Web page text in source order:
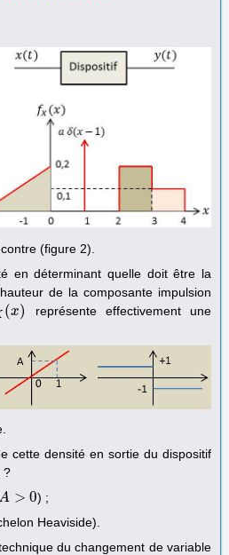
(figure 2).
en déterminant quelle doit être la
de la composante impulsion
(x)
x)
représente effectivement une
cette densité en sortie du dispositif
?
> 0
> 0
) ;
Heaviside).
du changement de variable